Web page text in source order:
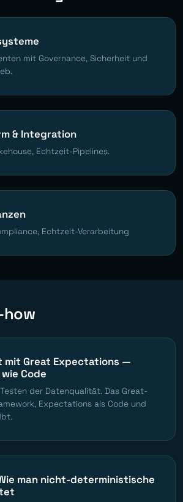
mit Governance, Sicherheit und
& Integration
Echtzeit-Pipelines.
Echtzeit-Verarbeitung
how
mit Great Expectations —
Code
der Datenqualität. Das Great-
Expectations als Code und
man nicht-deterministische